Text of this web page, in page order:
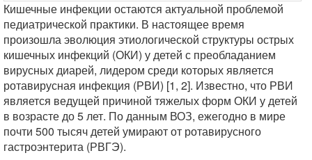
Кишечные инфекции остаются актуальной проблемой
педиатрической практики. В настоящее время
произошла эволюция этиологической структуры острых
кишечных инфекций (ОКИ) у детей с преобладанием
вирусных диарей, лидером среди которых является
ротавирусная инфекция (РВИ) [1, 2]. Известно, что РВИ
является ведущей причиной тяжелых форм ОКИ у детей
в возрасте до 5 лет. По данным ВОЗ, ежегодно в мире
почти 500 тысяч детей умирают от ротавирусного
гастроэнтерита (РВГЭ).